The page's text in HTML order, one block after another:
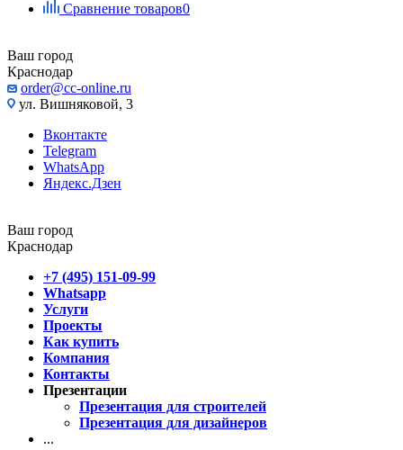
Сравнение товаров0
Ваш город
Краснодар
order@cc-online.ru
ул. Вишняковой, 3
Вконтакте
Telegram
WhatsApp
Яндекс.Дзен
Ваш город
Краснодар
+7 (495) 151-09-99
Whatsapp
Услуги
Проекты
Как купить
Компания
Контакты
Презентации
Презентация для строителей
Презентация для дизайнеров
...